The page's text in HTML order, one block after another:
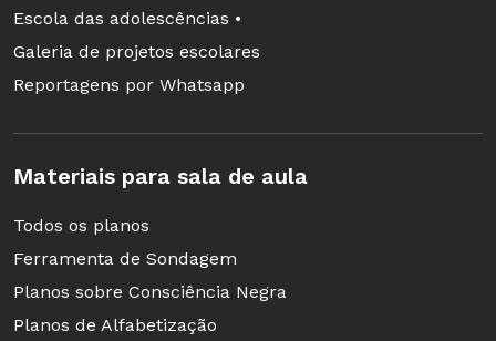
Escola das adolescências •
Galeria de projetos escolares
Reportagens por Whatsapp
Materiais para sala de aula
Todos os planos
Ferramenta de Sondagem
Planos sobre Consciência Negra
Planos de Alfabetização